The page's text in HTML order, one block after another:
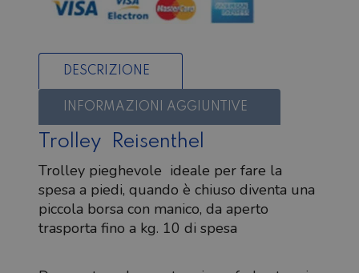
spesa
quantità
DESCRIZIONE
INFORMAZIONI AGGIUNTIVE
Trolley Reisenthel
Trolley pieghevole ideale per fare la
spesa a piedi, quando è chiuso diventa una
piccola borsa con manico, da aperto
trasporta fino a kg. 10 di spesa